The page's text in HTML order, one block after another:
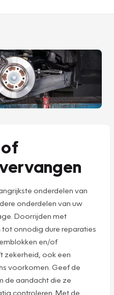
onderdelen van
onderdelen van uw
Doorrijden met
onnodig dure reparaties
en/of
zekerheid, ook een
voorkomen. Geef de
de aandacht die ze
controleren. Met de